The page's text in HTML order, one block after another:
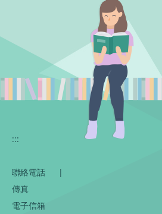
:::
聯絡電話
|
傳真
電子信箱